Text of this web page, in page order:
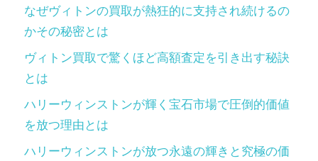
なぜヴィトンの買取が熱狂的に支持され続けるの
かその秘密とは
ヴィトン買取で驚くほど高額査定を引き出す秘訣
とは
ハリーウィンストンが輝く宝石市場で圧倒的価値
を放つ理由とは
ハリーウィンストンが放つ永遠の輝きと究極の価